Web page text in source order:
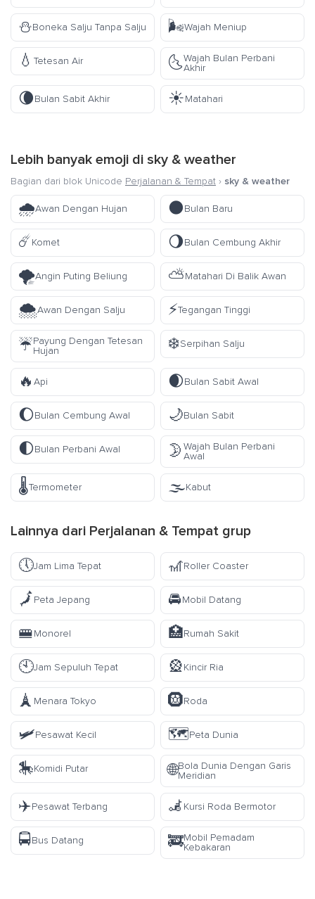
⛄Boneka Salju Tanpa Salju 🌬️Wajah Meniup
💧 Tetesan Air 🌜Wajah Bulan Perbani
Akhir
🌘Bulan Sabit Akhir ☀️Matahari
Lebih banyak emoji di sky & weather
Bagian dari blok Unicode Perjalanan & Tempat › sky & weather
🌧️Awan Dengan Hujan 🌑Bulan Baru
☄️Komet 🌖Bulan Cembung Akhir
🌪️Angin Puting Beliung ⛅Matahari Di Balik Awan
🌨️Awan Dengan Salju ⚡Tegangan Tinggi
☔Payung Dengan Tetesan
Hujan
❄️Serpihan Salju
🔥 Api 🌒Bulan Sabit Awal
🌔Bulan Cembung Awal 🌙Bulan Sabit
🌓Bulan Perbani Awal 🌛 Wajah Bulan Perbani
Awal
🌡️Termometer 🌫️Kabut
Lainnya dari Perjalanan & Tempat grup
🕔Jam Lima Tepat 🎢Roller Coaster
🗾Peta Jepang 🚘Mobil Datang
🚝Monorel 🏥Rumah Sakit
🕙Jam Sepuluh Tepat 🎡Kincir Ria
🗼 Menara Tokyo 🛞Roda
🛩️Pesawat Kecil 🗺️Peta Dunia
🎠Komidi Putar 🌐Bola Dunia Dengan Garis
Meridian
✈️Pesawat Terbang 🦼Kursi Roda Bermotor
🚍Bus Datang 🚒Mobil Pemadam
Kebakaran